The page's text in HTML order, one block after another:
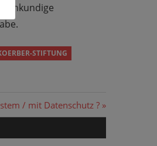
STIFTUNG
/ mit Datenschutz ?